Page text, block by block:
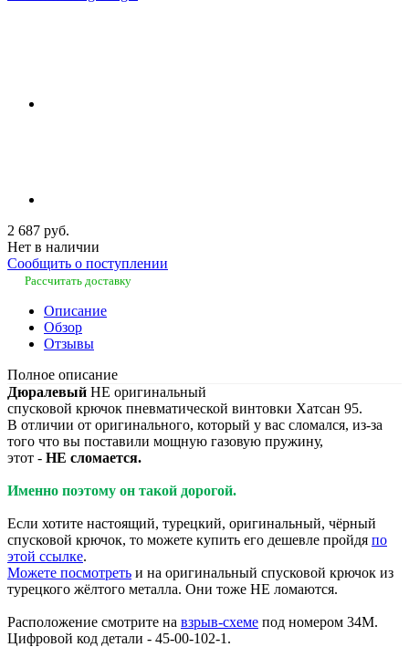
2 687 руб.
Нет в наличии
Сообщить о поступлении
Рассчитать доставку
Описание
Обзор
Отзывы
Полное описание
Дюралевый НЕ оригинальный
спусковой крючок пневматической винтовки Хатсан 95.
В отличии от оригинального, который у вас сломался, из-за
того что вы поставили мощную газовую пружину,
этот - НЕ сломается.
Именно поэтому он такой дорогой.
Если хотите настоящий, турецкий, оригинальный, чёрный
спусковой крючок, то можете купить его дешевле пройдя по
этой ссылке.
Можете посмотреть и на оригинальный спусковой крючок из
турецкого жёлтого металла. Они тоже НЕ ломаются.
Расположение смотрите на взрыв-схеме под номером 34М.
Цифровой код детали - 45-00-102-1.